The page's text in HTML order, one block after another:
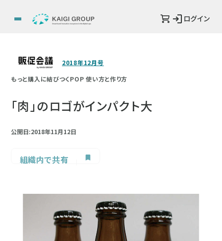
ログイン
2018年12月号
もっと購入に結びつくPOP 使い方と作り方
「肉」のロゴがインパクト大
公開日:2018年11月12日
組織内で共有